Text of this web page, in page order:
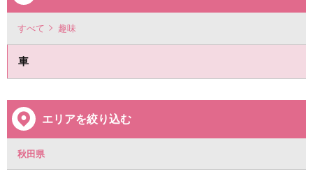
すべて 趣味
車
エリアを絞り込む
秋田県